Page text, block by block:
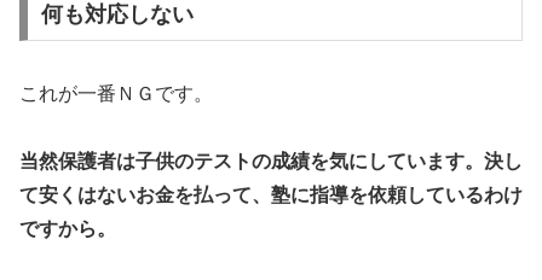
何も対応しない
これが一番ＮＧです。
当然保護者は子供のテストの成績を気にしています。決し
て安くはないお金を払って、塾に指導を依頼しているわけ
ですから。